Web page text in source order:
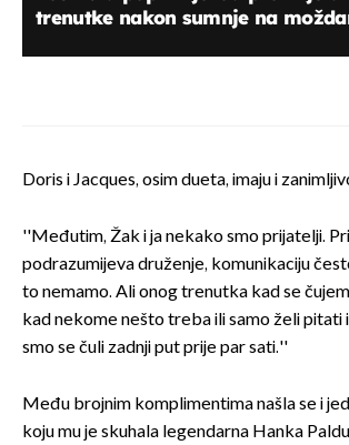
trenutke nakon sumnje na
Doris i Jacques, osim dueta, imaju i
''Međutim, Žak i ja nekako smo prijatelji.
podrazumijeva druženje, komunikaciju
to nemamo. Ali onog trenutka kad se
kad nekome nešto treba ili samo želi pitati
smo se čuli zadnji put prije par sati.''
Među brojnim komplimentima našla se i
koju mu je skuhala legendarna Hanka